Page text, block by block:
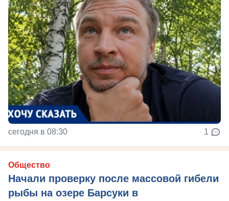
сегодня в 08:30 1
Общество
Начали проверку после массовой гибели
рыбы на озере Барсуки в